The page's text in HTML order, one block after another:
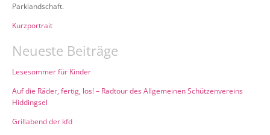
Parklandschaft.
Kurzportrait
Neueste Beiträge
Lesesommer für Kinder
Auf die Räder, fertig, los! – Radtour des Allgemeinen Schützenvereins
Hiddingsel
Grillabend der kfd